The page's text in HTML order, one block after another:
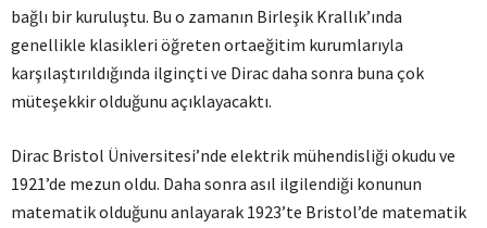
bağlı bir kuruluştu. Bu o zamanın Birleşik Krallık’ında
genellikle klasikleri öğreten ortaeğitim kurumlarıyla
karşılaştırıldığında ilginçti ve Dirac daha sonra buna çok
müteşekkir olduğunu açıklayacaktı.
Dirac Bristol Üniversitesi’nde elektrik mühendisliği okudu ve
1921’de mezun oldu. Daha sonra asıl ilgilendiği konunun
matematik olduğunu anlayarak 1923’te Bristol’de matematik